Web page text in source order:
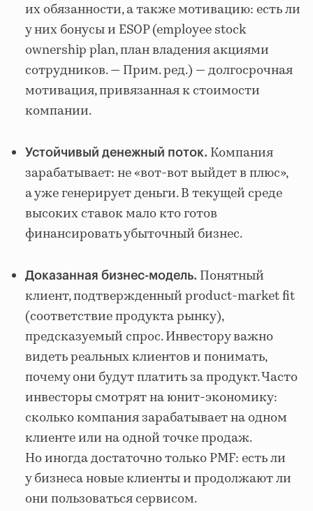
их обязанности, а также мотивацию: есть ли
у них бонусы и ESOP (employee stock
ownership plan, план владения акциями
сотрудников. — Прим. ред.) — долгосрочная
мотивация, привязанная к стоимости
компании.
Устойчивый денежный поток. Компания
зарабатывает: не «вот-вот выйдет в плюс»,
а уже генерирует деньги. В текущей среде
высоких ставок мало кто готов
финансировать убыточный бизнес.
Доказанная бизнес-модель. Понятный
клиент, подтвержденный product-market fit
(соответствие продукта рынку),
предсказуемый спрос. Инвестору важно
видеть реальных клиентов и понимать,
почему они будут платить за продукт. Часто
инвесторы смотрят на юнит-экономику:
сколько компания зарабатывает на одном
клиенте или на одной точке продаж.
Но иногда достаточно только PMF: есть ли
у бизнеса новые клиенты и продолжают ли
они пользоваться сервисом.